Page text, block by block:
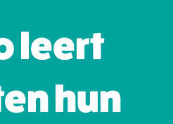
leert
hun